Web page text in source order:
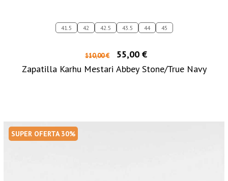
41.5 42 42.5 43.5 44 45
110,00 €
55,00 €
Zapatilla Karhu Mestari Abbey Stone/True Navy
SUPER OFERTA 30%